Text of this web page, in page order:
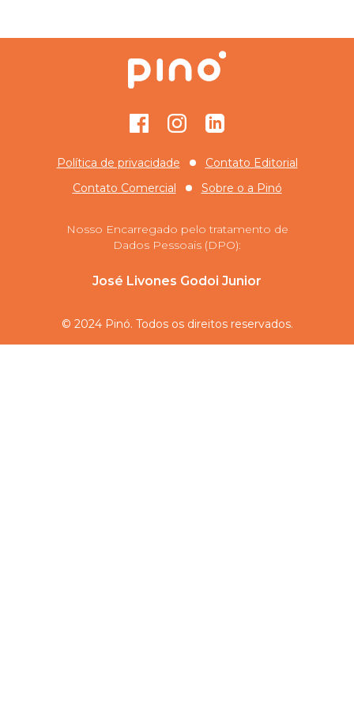
FacebookInstagramGitHub
Política de privacidade
Contato Editorial
Contato Comercial
Sobre o a Pinó
Nosso Encarregado pelo tratamento de
Dados Pessoais (DPO):
José Livones Godoi Junior
© 2024 Pinó. Todos os direitos reservados.